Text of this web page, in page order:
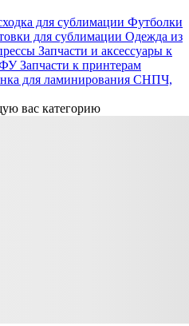
для сублимации Футболки
для сублимации Одежда из
Запчасти и аксессуары к
Запчасти к принтерам
для ламинирования СНПЧ,
вас категорию